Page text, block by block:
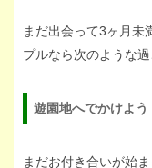
まだ出会って3ヶ月未
プルなら次のような
遊園地へでかけよう
まだお付き合いが始